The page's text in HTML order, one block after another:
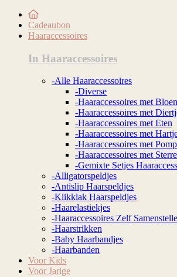
Cadeaubon
Haaraccessoires
In Haaraccessoires
-Alle Haaraccessoires
-Diverse
-Haaraccessoires met
-Haaraccessoires met
-Haaraccessoires met Eten
-Haaraccessoires met
-Haaraccessoires met
-Haaraccessoires met
-Gemixte Setjes
-Alligatorspeldjes
-Antislip Haarspeldjes
-Klikklak Haarspeldjes
-Haarelastiekjes
-Haaraccessoires Zelf
-Haarstrikken
-Baby Haarbandjes
-Haarbanden
Voor Kids
Voor Jarige